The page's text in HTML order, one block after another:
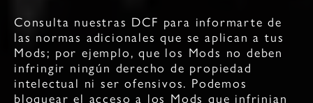
Consulta nuestras DCF para informarte de
las normas adicionales que se aplican a tus
Mods; por ejemplo, que los Mods no deben
infringir ningún derecho de propiedad
intelectual ni ser ofensivos. Podemos
bloquear el acceso a los Mods que infrinjan